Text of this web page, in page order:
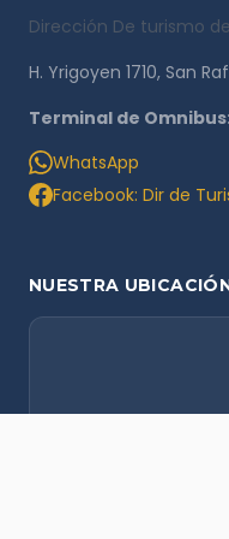
Dirección De turismo
H. Yrigoyen 1710, San
Terminal de
WhatsApp
Facebook: Dir de
NUESTRA